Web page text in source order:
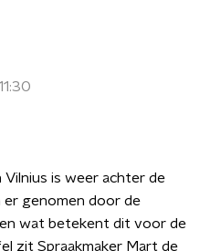
Vilnius is weer achter de
genomen door de
wat betekent dit voor de
zit Spraakmaker Mart de